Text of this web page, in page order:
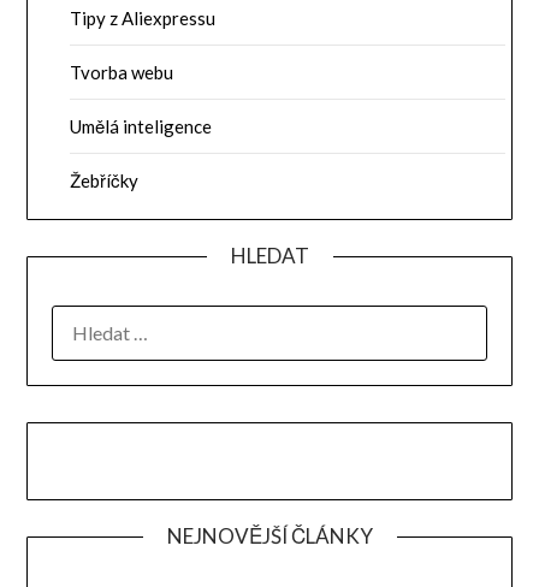
Tipy z Aliexpressu
Tvorba webu
Umělá inteligence
Žebříčky
HLEDAT
NEJNOVĚJŠÍ ČLÁNKY